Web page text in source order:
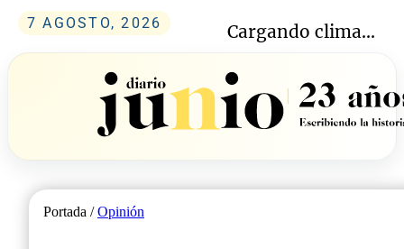
7 AGOSTO, 2026 Cargando clima...
Portada /Opinión